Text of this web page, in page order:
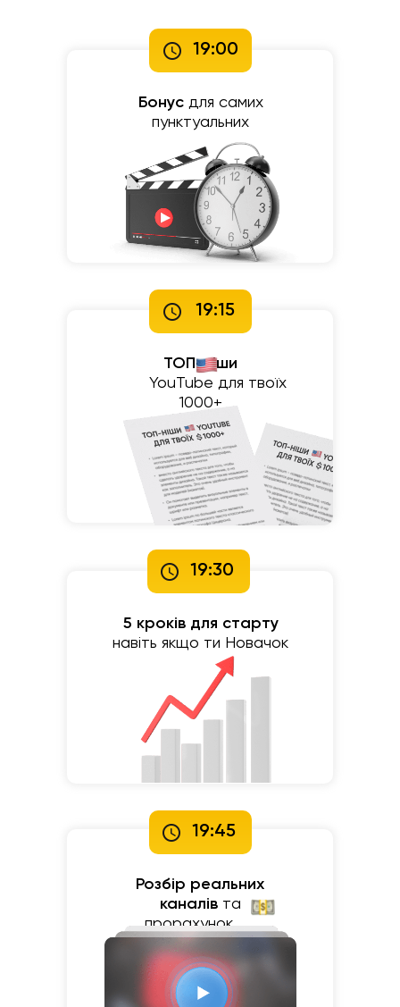
Бонус для самих
пунктуальних
Розбір реальних
каналівта
прорахунок⠀⠀
19:00
ТОП-ніши
⠀⠀⠀YouTube для твоїх
1000+
19:45
19:15
5 кроків для старту
навіть якщо ти Новачок
19:30